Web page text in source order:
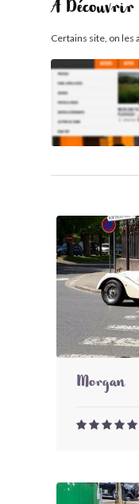
À Découvrir
Certains site, on les
Morgan